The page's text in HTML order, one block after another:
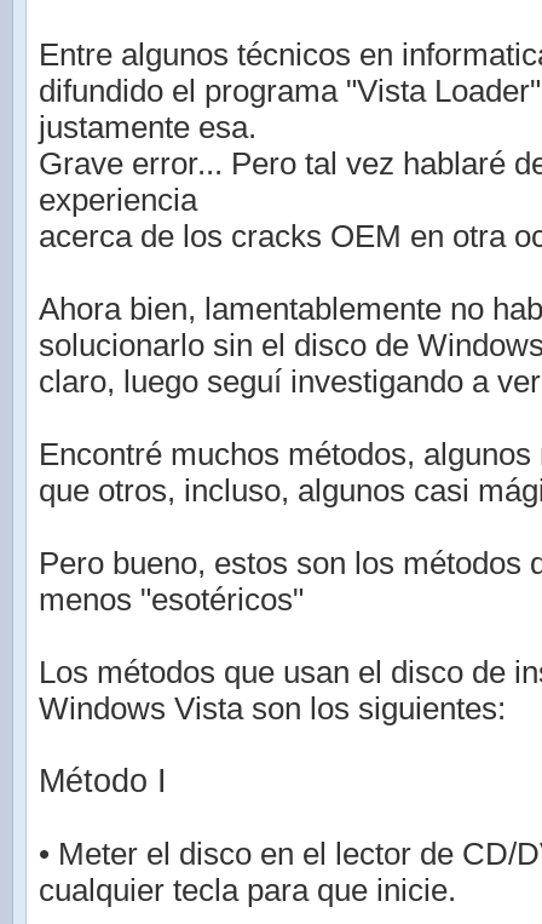
Entre algunos técnicos en
difundido el programa "Vista
justamente esa.
Grave error... Pero tal vez hablaré
experiencia
acerca de los cracks OEM en otra
Ahora bien, lamentablemente no
solucionarlo sin el disco de
claro, luego seguí investigando a
Encontré muchos métodos,
que otros, incluso, algunos casi
Pero bueno, estos son los métodos
menos "esotéricos"
Los métodos que usan el disco de
Windows Vista son los siguientes:
Método I
• Meter el disco en el lector de CD/
cualquier tecla para que inicie.